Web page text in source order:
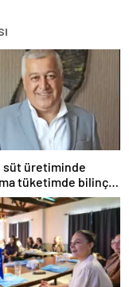
süt üretiminde
tüketimde bilinç